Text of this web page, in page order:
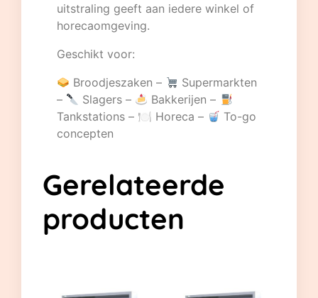
uitstraling geeft aan iedere winkel of
horecaomgeving.
Geschikt voor:
Broodjeszaken –
Supermarkten
–
Slagers –
Bakkerijen –
Tankstations – 🍽 Horeca –
To-go
concepten
Gerelateerde
producten